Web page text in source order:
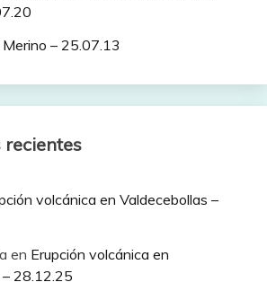
– 25.07.13
recientes
volcánica en Valdecebollas –
en Erupción volcánica en
28.12.25